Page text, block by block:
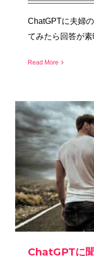
ChatGPTに夫婦
てみたら回答が素
Read More
ChatGPTに